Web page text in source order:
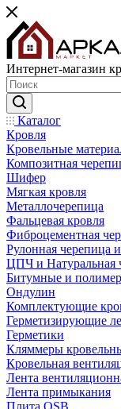
Интернет-магазин
Каталог
Кровля
Кровельные
Композитная
Шифер
Мягкая кровля
Металлочерепица
Фальцевая кровля
Фиброцементная
Рулонная черепица
ЦПЧ и Натуральная
Битумные и
Ондулин
Комплектующие
Герметизирующие
Герметики
Кляммеры
Кровельная
Лента
Лента примыкания
Плита OSB